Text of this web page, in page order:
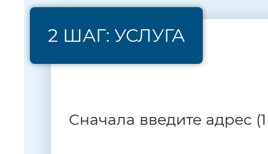
2 ШАГ: УСЛУГА
Сначала введите адрес